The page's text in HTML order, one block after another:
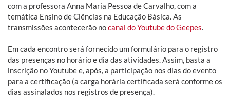
com a professora Anna Maria Pessoa de Carvalho, com a
temática Ensino de Ciências na Educação Básica. As
transmissões acontecerão nocanal do Youtube do Geepes.
Em cada encontro será fornecido um formulário para o registro
das presenças no horário e dia das atividades. Assim, basta a
inscrição no Youtube e, após, a participação nos dias do evento
para a certificação (a carga horária certificada será conforme os
dias assinalados nos registros de presença).